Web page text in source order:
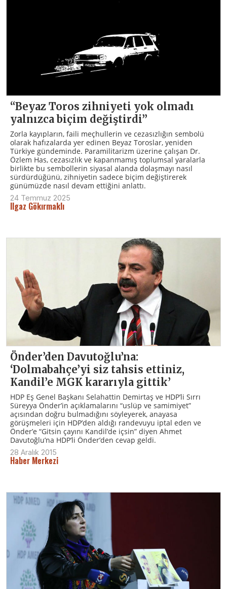
“Beyaz Toros zihniyeti yok olmadı
yalnızca biçim değiştirdi”
Zorla kayıpların, faili meçhullerin ve cezasızlığın sembolü
olarak hafızalarda yer edinen Beyaz Toroslar, yeniden
Türkiye gündeminde. Paramilitarizm üzerine çalışan Dr.
Özlem Has, cezasızlık ve kapanmamış toplumsal yaralarla
birlikte bu sembollerin siyasal alanda dolaşmayı nasıl
sürdürdüğünü, zihniyetin sadece biçim değiştirerek
günümüzde nasıl devam ettiğini anlattı.
24 Temmuz 2025
Ilgaz Gökırmaklı
Önder’den Davutoğlu’na:
‘Dolmabahçe’yi siz tahsis ettiniz,
Kandil’e MGK kararıyla gittik’
HDP Eş Genel Başkanı Selahattin Demirtaş ve HDP’li Sırrı
Süreyya Önder’in açıklamalarını “uslüp ve samimiyet”
açısından doğru bulmadığını söyleyerek, anayasa
görüşmeleri için HDP’den aldığı randevuyu iptal eden ve
Önder’e “Gitsin çayını Kandil’de içsin” diyen Ahmet
Davutoğlu’na HDP’li Önder’den cevap geldi.
28 Aralık 2015
Haber Merkezi